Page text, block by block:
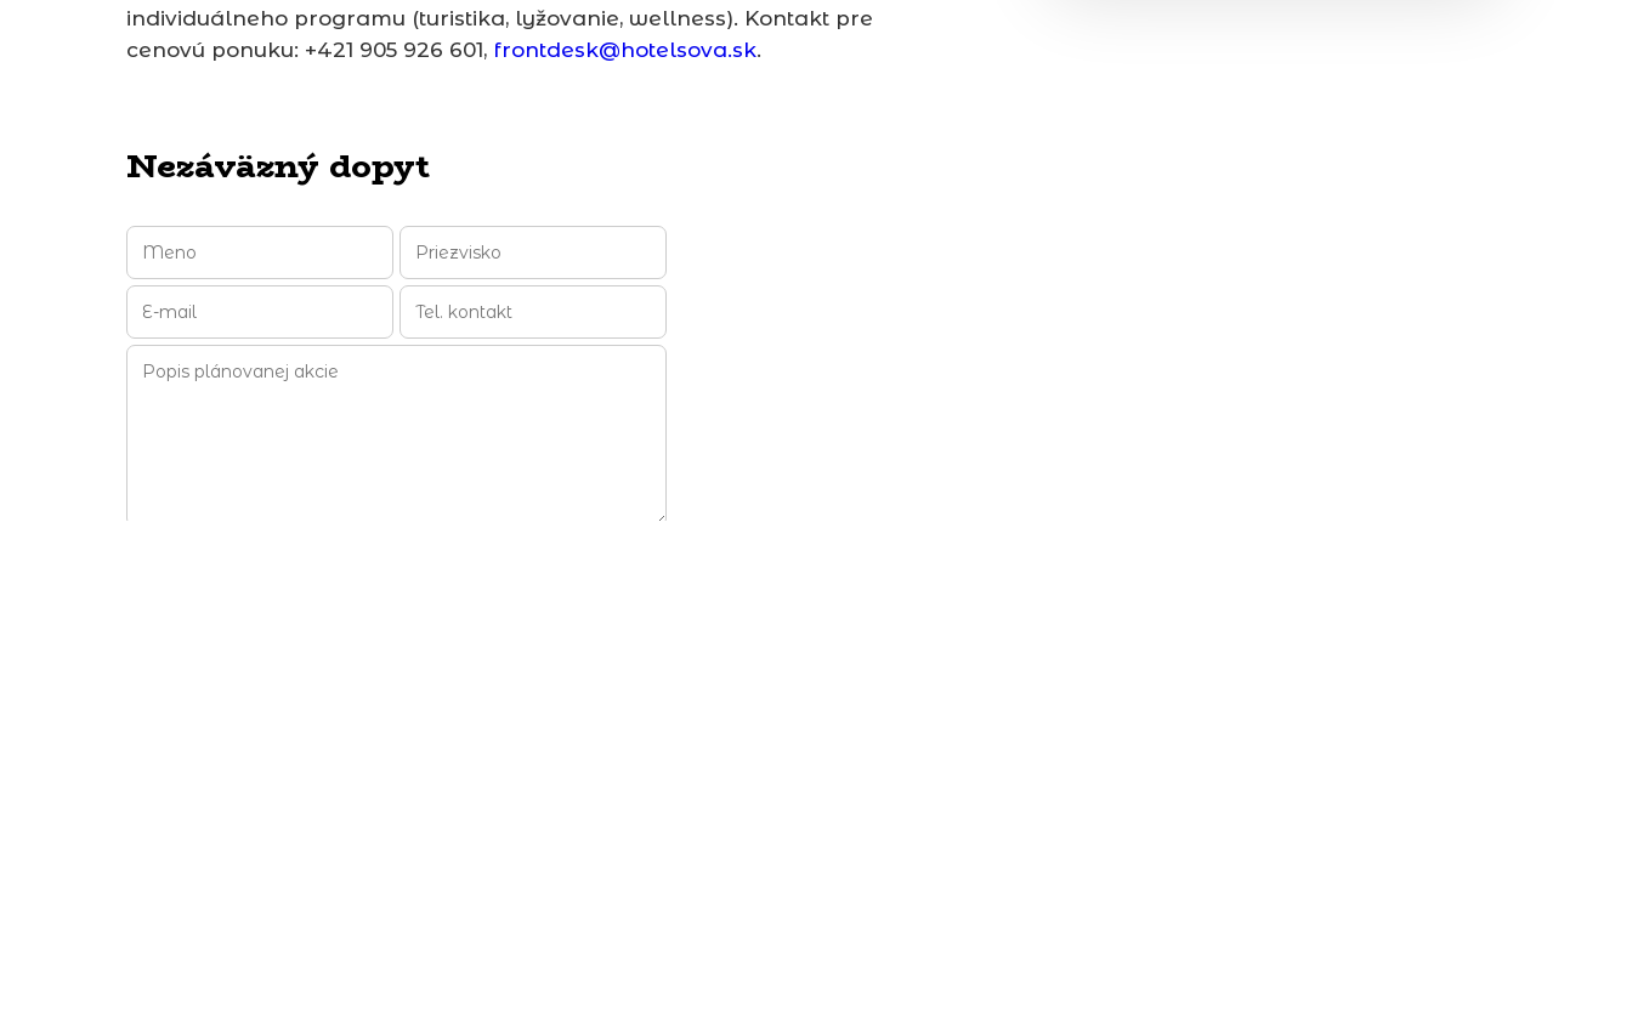
individuálneho programu (turistika, lyžovanie, wellness). Kontakt pre
cenovú ponuku: +421 905 926 601, frontdesk@hotelsova.sk.
Nezáväzný dopyt